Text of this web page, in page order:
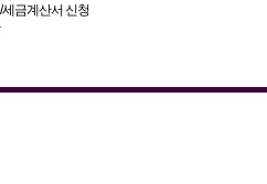
금계산서 신청